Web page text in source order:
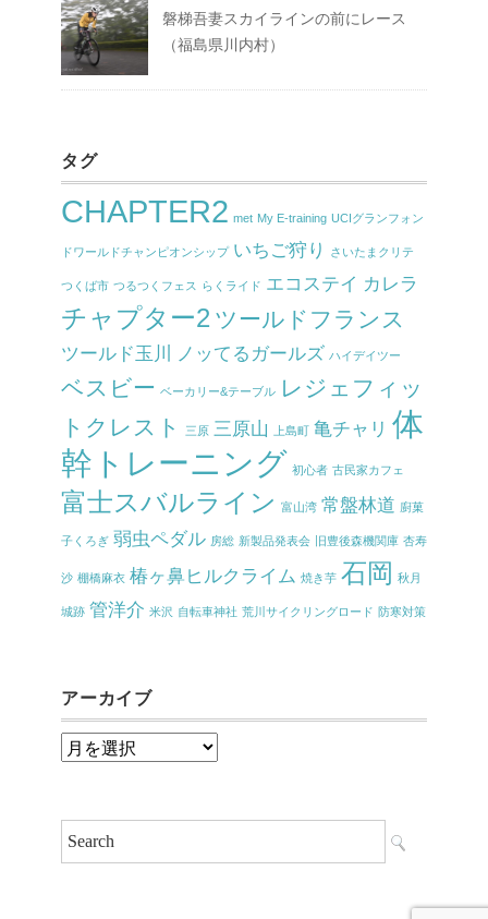
磐梯吾妻スカイラインの前にレース
（福島県川内村）
タグ
CHAPTER2 met My E-training UCIグランフォン
ドワールドチャンピオンシップ いちご狩り さいたまクリテ
つくば市 つるつくフェス らくライド エコステイ カレラ
チャプター2 ツールドフランス
ツールド玉川 ノッてるガールズ ハイデイツー
ベスビー ベーカリー&テーブル レジェフィッ
トクレスト
三原 三原山 上島町 亀チャリ 体
幹トレーニング 初心者 古民家カフェ
富士スバルライン 富山湾 常盤林道 廚菓
子くろぎ 弱虫ペダル 房総 新製品発表会 旧豊後森機関庫 杏寿
沙 棚橋麻衣 椿ヶ鼻ヒルクライム 焼き芋 石岡 秋月
城跡 管洋介 米沢 自転車神社 荒川サイクリングロード 防寒対策
アーカイブ
ア
イ